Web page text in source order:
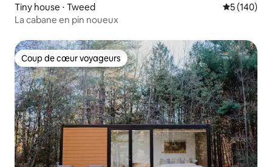
Tiny house ⋅ Tweed Évaluation
5 (140)
La cabane en pin noueux
Coup de cœur voyageurs
Coup de cœur voyageurs